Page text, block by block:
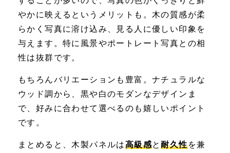
やかに映えるというメリットも。木の質感が柔
らかく写真に溶け込み、見る人に優しい印象を
与えます。特に風景やポートレート写真との相
性は抜群です。
もちろんバリエーションも豊富。ナチュラルな
ウッド調から、黒や白のモダンなデザインま
で、好みに合わせて選べるのも嬉しいポイント
です。
まとめると、木製パネルは高級感と耐久性を兼